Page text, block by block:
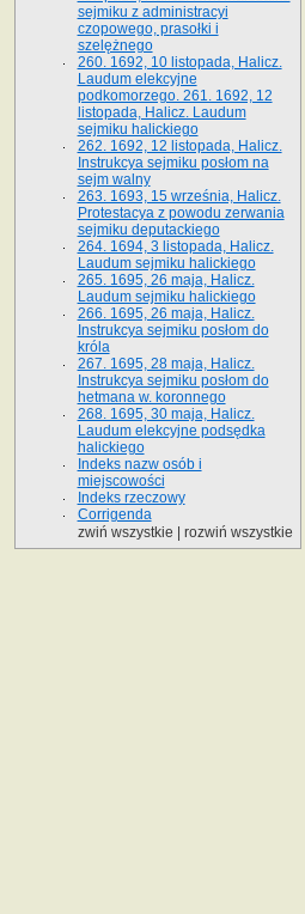
sejmiku z administracyi
czopowego, prasołki i
szelężnego
260. 1692, 10 listopada, Halicz.
Laudum elekcyjne
podkomorzego. 261. 1692, 12
listopada, Halicz. Laudum
sejmiku halickiego
262. 1692, 12 listopada, Halicz.
Instrukcya sejmiku posłom na
sejm walny
263. 1693, 15 września, Halicz.
Protestacya z powodu zerwania
sejmiku deputackiego
264. 1694, 3 listopada, Halicz.
Laudum sejmiku halickiego
265. 1695, 26 maja, Halicz.
Laudum sejmiku halickiego
266. 1695, 26 maja, Halicz.
Instrukcya sejmiku posłom do
króla
267. 1695, 28 maja, Halicz.
Instrukcya sejmiku posłom do
hetmana w. koronnego
268. 1695, 30 maja, Halicz.
Laudum elekcyjne podsędka
halickiego
Indeks nazw osób i
miejscowości
Indeks rzeczowy
Corrigenda
zwiń wszystkie
rozwiń wszystkie